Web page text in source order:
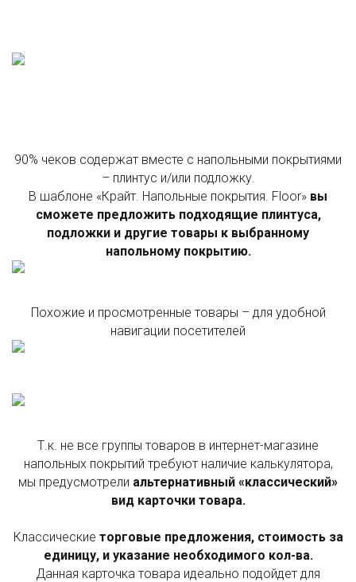
90% чеков содержат вместе с напольными покрытиями
– плинтус и/или подложку.
В шаблоне «Крайт. Напольные покрытия. Floor» вы
сможете предложить подходящие плинтуса,
подложки и другие товары к выбранному
напольному покрытию.
Похожие и просмотренные товары – для удобной
навигации посетителей
Т.к. не все группы товаров в интернет-магазине
напольных покрытий требуют наличие калькулятора,
мы предусмотрели альтернативный «классический»
вид карточки товара.
Классические торговые предложения, стоимость за
единицу, и указание необходимого кол-ва.
Данная карточка товара идеально подойдет для